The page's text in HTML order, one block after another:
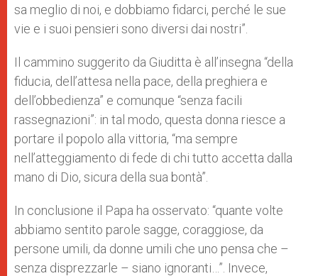
sa meglio di noi, e dobbiamo fidarci, perché le sue
vie e i suoi pensieri sono diversi dai nostri”.
Il cammino suggerito da Giuditta è all’insegna “della
fiducia, dell’attesa nella pace, della preghiera e
dell’obbedienza” e comunque “senza facili
rassegnazioni”: in tal modo, questa donna riesce a
portare il popolo alla vittoria, “ma sempre
nell’atteggiamento di fede di chi tutto accetta dalla
mano di Dio, sicura della sua bontà”.
In conclusione il Papa ha osservato: “quante volte
abbiamo sentito parole sagge, coraggiose, da
persone umili, da donne umili che uno pensa che –
senza disprezzarle – siano ignoranti…”. Invece,